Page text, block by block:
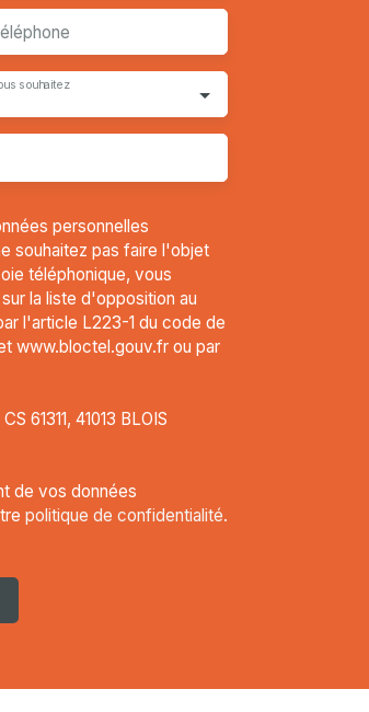
souhaitez
personnelles
souhaitez pas faire l'objet
téléphonique, vous
la liste d'opposition au
l'article L223-1 du code de
www.bloctel.gouv.fr ou par
61311, 41013 BLOIS
de vos données
politique de confidentialité.